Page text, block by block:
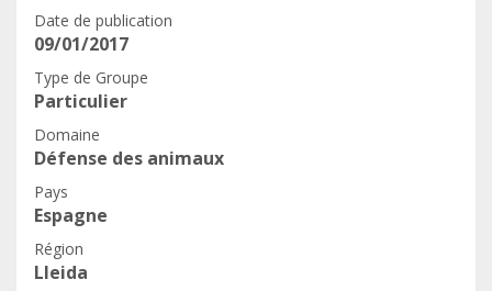
Date de publication
09/01/2017
Type de Groupe
Particulier
Domaine
Défense des animaux
Pays
Espagne
Région
Lleida